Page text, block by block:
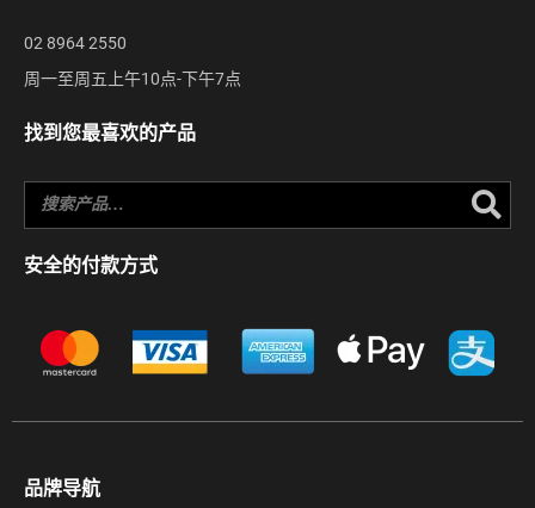
02 8964 2550
周一至周五上午10点-下午7点
找到您最喜欢的产品
安全的付款方式
品牌导航